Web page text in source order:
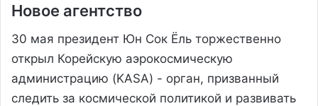
Новое агентство
30 мая президент Юн Сок Ёль торжественно
открыл Корейскую аэрокосмическую
администрацию (KASA) - орган, призванный
следить за космической политикой и развивать